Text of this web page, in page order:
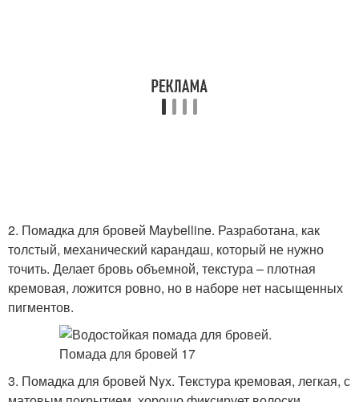
2. Помадка для бровей Maybelline. Разработана, как
толстый, механический карандаш, который не нужно
точить. Делает бровь объемной, текстура – плотная
кремовая, ложится ровно, но в наборе нет насыщенных
пигментов.
3. Помадка для бровей Nyx. Текстура кремовая, легкая, с